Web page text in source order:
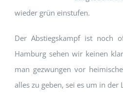
wieder grün einstufen.
Der Abstiegskampf ist noch
Hamburg sehen wir keinen
man gezwungen vor
alles zu geben, sei es um in der